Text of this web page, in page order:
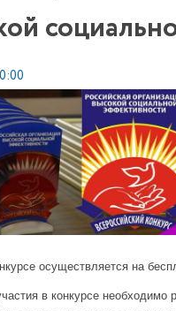
осуществляется на
в конкурсе